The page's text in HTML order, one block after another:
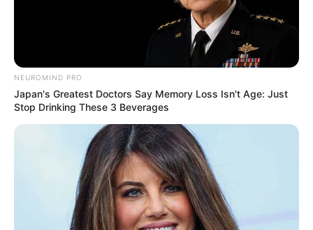
Prefeitura realiza a maior entrega de
motocicletas aos Agentes de Saúde da
Agente de Saúde é indiciada por falsificar
visitas que nunca aconteceram.
Terceiro lote da restituição do IR paga R$
4,61 bilhões para 2,7 milhões de
contribuintes.
Motos e bicicletas para ACS e ACE: veja o
passo a passo para conseguir o benefício.
NEUROMIND PRO
Japan's Greatest Doctors Say Memory Loss Isn't Age: Just
Stop Drinking These 3 Beverages